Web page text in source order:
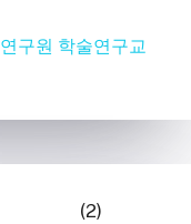
구원 학술연구교
(2)